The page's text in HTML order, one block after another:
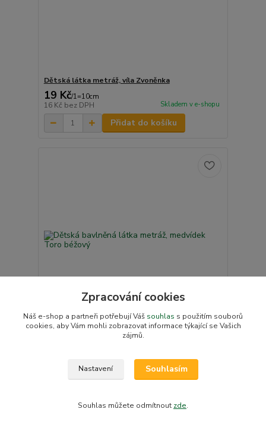
Dětská látka metráž, víla Zvoněnka
19 Kč/1=10cm
16 Kč bez DPH Skladem v e-shopu
Přidat do košíku
Dětská bavlněná látka metráž, medvídek Toro
bez DPH Skladem v e-shopu
Zpracování cookies
Náš e-shop a partneři potřebují Váš souhlas s použitím souborů
cookies, aby Vám mohli zobrazovat informace týkající se Vašich
zájmů.
Nastavení Souhlasím
Souhlas můžete odmítnout zde.